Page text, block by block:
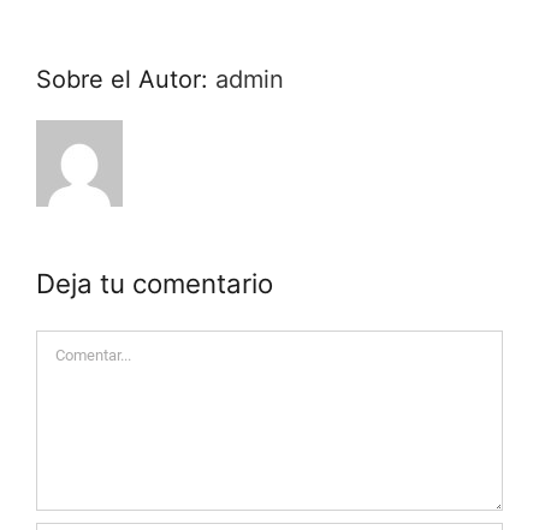
Sobre el Autor: admin
Deja tu comentario
Comentar